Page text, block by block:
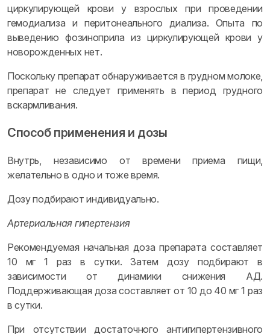
циркулирующей крови у взрослых при проведении
гемодиализа и перитонеального диализа. Опыта по
выведению фозиноприла из циркулирующей крови у
новорожденных нет.
Поскольку препарат обнаруживается в грудном молоке,
препарат не следует применять в период грудного
вскармливания.
Способ применения и дозы
Внутрь, независимо от времени приема пищи,
желательно в одно и тоже время.
Дозу подбирают индивидуально.
Артериальная гипертензия
Рекомендуемая начальная доза препарата составляет
10 мг 1 раз в сутки. Затем дозу подбирают в
зависимости от динамики снижения АД.
Поддерживающая доза составляет от 10 до 40 мг 1 раз
в сутки.
При отсутствии достаточного антигипертензивного